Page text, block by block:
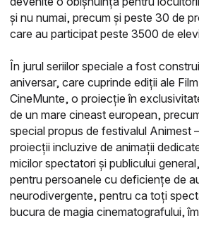
și nu numai, precum și peste 30 de
care au participat peste 3500 de
În jurul seriilor speciale a fost
aniversar, care cuprinde ediții ale
CineMunte, o proiecție în
de un mare cineast european,
special propus de festivalul Animest
proiecții incluzive de animații
micilor spectatori și publicului
pentru persoanele cu deficiențe de
neurodivergente, pentru ca toți
bucura de magia cinematografului,